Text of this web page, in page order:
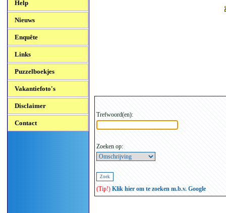
Help
Nieuws
Enquête
Links
Puzzelboekjes
Vakantiefoto's
Disclaimer
Contact
Trefwoord(en):
Zoeken op:
(Tip!) Klik hier om te zoeken m.b.v. Google